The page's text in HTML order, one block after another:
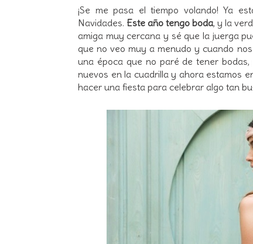
¡Se me pasa el tiempo volando! Ya
Navidades. Este año tengo boda, y la
amiga muy cercana y sé que la juerga
que no veo muy a menudo y cuando
una época que no paré de tener
nuevos en la cuadrilla y ahora estamos
hacer una fiesta para celebrar algo tan